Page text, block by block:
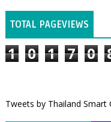
TOTAL PAGEVIEWS
1 0 1 7 0
Tweets by Thailand Smart